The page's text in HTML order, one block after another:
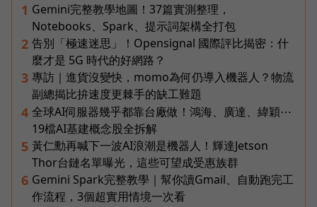
1 Gemini完整教學地圖！37篇實測整理，
Notebooks、Spark、提示詞架構全打包
2 告別「極速迷思」！Opensignal 國際評比揭密：什
麼才是 5G 時代的好網路？
3 專訪｜進貨沒變快，momo為何仍導入機器人？物流
副總揭比拚速度更棘手的缺工難題
4 全球AI伺服器幾乎都靠台廠做！鴻海、廣達、緯穎⋯
19檔AI基建概念股全拆解
5 黃仁勳再喊下一波AI浪潮是機器人！輝達Jetson
Thor台鏈名單曝光，這些可望成受惠族群
6 Gemini Spark完整教學｜幫你讀Gmail、自動跑完工
作流程，3個超實用情境一次看